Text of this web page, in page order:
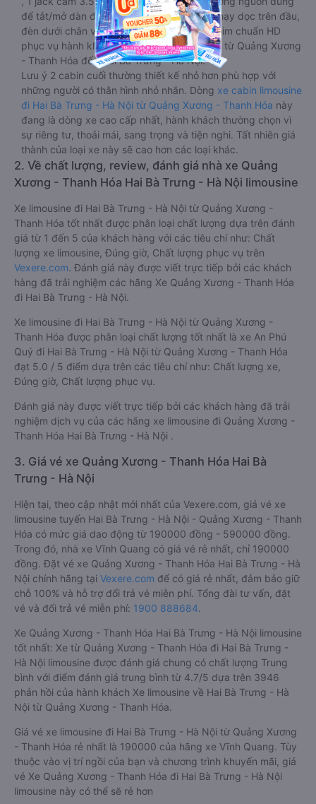
để tắt/mở dàn đèn chính của buồng nằm chạy dọc trên đầu,
đèn dưới chân và màn hình tv có đầy đủ phim chuẩn HD
phục vụ hành khách giải trí trong chuyến đi từ Quảng Xương
- Thanh Hóa đến Hai Bà Trưng - Hà Nội.
Lưu ý 2 cabin cuối thường thiết kế nhỏ hơn phù hợp với
những người có thân hình nhỏ nhắn. Dòng xe cabin limousine
đi Hai Bà Trưng - Hà Nội từ Quảng Xương - Thanh Hóa này
đang là dòng xe cao cấp nhất, hành khách thường chọn vì
sự riêng tư, thoải mái, sang trọng và tiện nghi. Tất nhiên giá
thành của loại xe này sẽ cao hơn các loại khác.
2. Về chất lượng, review, đánh giá nhà xe Quảng
Xương - Thanh Hóa Hai Bà Trưng - Hà Nội limousine
Xe limousine đi Hai Bà Trưng - Hà Nội từ Quảng Xương -
Thanh Hóa tốt nhất được phân loại chất lượng dựa trên đánh
giá từ 1 đến 5 của khách hàng với các tiêu chí như: Chất
lượng xe limousine, Đúng giờ, Chất lượng phục vụ trên
Vexere.com. Đánh giá này được viết trực tiếp bởi các khách
hàng đã trải nghiệm các hãng Xe Quảng Xương - Thanh Hóa
đi Hai Bà Trưng - Hà Nội.
Xe limousine đi Hai Bà Trưng - Hà Nội từ Quảng Xương -
Thanh Hóa được phân loại chất lượng tốt nhất là xe An Phú
Quý đi Hai Bà Trưng - Hà Nội từ Quảng Xương - Thanh Hóa
đạt 5.0 / 5 điểm dựa trên các tiêu chí như: Chất lượng xe,
Đúng giờ, Chất lượng phục vụ.
Đánh giá này được viết trực tiếp bởi các khách hàng đã trải
nghiệm dịch vụ của các hãng xe limousine đi Quảng Xương -
Thanh Hóa Hai Bà Trưng - Hà Nội .
3. Giá vé xe Quảng Xương - Thanh Hóa Hai Bà
Trưng - Hà Nội
Hiện tại, theo cập nhật mới nhất của Vexere.com, giá vé xe
limousine tuyến Hai Bà Trưng - Hà Nội - Quảng Xương - Thanh
Hóa có mức giá dao động từ 190000 đồng - 590000 đồng.
Trong đó, nhà xe Vĩnh Quang có giá vé rẻ nhất, chỉ 190000
đồng. Đặt vé xe Quảng Xương - Thanh Hóa Hai Bà Trưng - Hà
Nội chính hãng tại Vexere.com để có giá rẻ nhất, đảm bảo giữ
chỗ 100% và hỗ trợ đổi trả vé miễn phí. Tổng đài tư vấn, đặt
vé và đổi trả vé miễn phí: 1900 888684.
Xe Quảng Xương - Thanh Hóa Hai Bà Trưng - Hà Nội limousine
tốt nhất: Xe từ Quảng Xương - Thanh Hóa đi Hai Bà Trưng -
Hà Nội limousine được đánh giá chung có chất lượng Trung
bình với điểm đánh giá trung bình từ 4.7/5 dựa trên 3946
phản hồi của hành khách Xe limousine về Hai Bà Trưng - Hà
Nội từ Quảng Xương - Thanh Hóa.
Giá vé xe limousine đi Hai Bà Trưng - Hà Nội từ Quảng Xương
- Thanh Hóa rẻ nhất là 190000 của hãng xe Vĩnh Quang. Tùy
thuộc vào vị trí ngồi của bạn và chương trình khuyến mãi, giá
vé Xe Quảng Xương - Thanh Hóa đi Hai Bà Trưng - Hà Nội
limousine này có thể sẽ rẻ hơn